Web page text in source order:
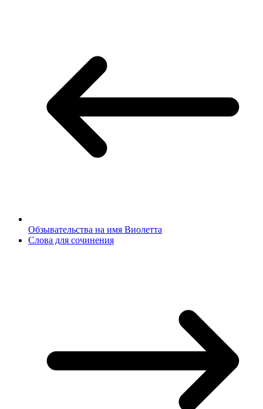
Обзывательства на имя Виолетта
Слова для сочинения